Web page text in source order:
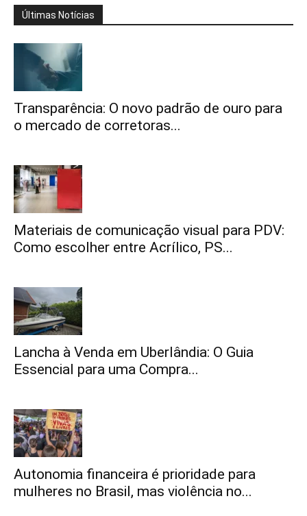
Últimas Notícias
Transparência: O novo padrão de ouro para
o mercado de corretoras...
Materiais de comunicação visual para PDV:
Como escolher entre Acrílico, PS...
Lancha à Venda em Uberlândia: O Guia
Essencial para uma Compra...
Autonomia financeira é prioridade para
mulheres no Brasil, mas violência no...